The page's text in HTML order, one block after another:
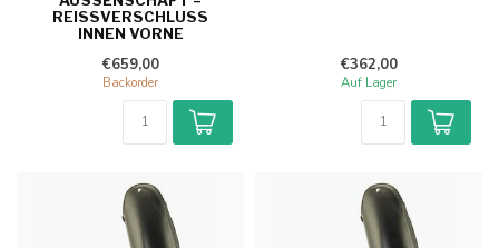
EISSVERSCHLUSS IN
NEN VORNE
€659,00
Backorder
€362,00
Auf Lager